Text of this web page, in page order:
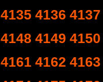
4135 4136 4137
4148 4149 4150
4161 4162 4163